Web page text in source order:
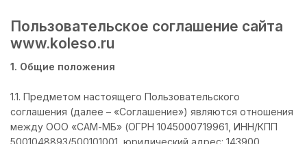
Пользовательское соглашение сайта
www.koleso.ru
1. Общие положения
1.1. Предметом настоящего Пользовательского
соглашения (далее – «Соглашение») являются отношения
между ООО «САМ-МБ» (ОГРН 1045000719961, ИНН/КПП
5001048893/500101001, юридический адрес: 143900,